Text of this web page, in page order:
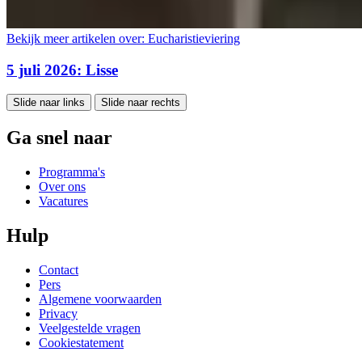
Bekijk meer artikelen over: Eucharistieviering
5 juli 2026: Lisse
Slide naar links Slide naar rechts
Ga snel naar
Programma's
Over ons
Vacatures
Hulp
Contact
Pers
Algemene voorwaarden
Privacy
Veelgestelde vragen
Cookiestatement